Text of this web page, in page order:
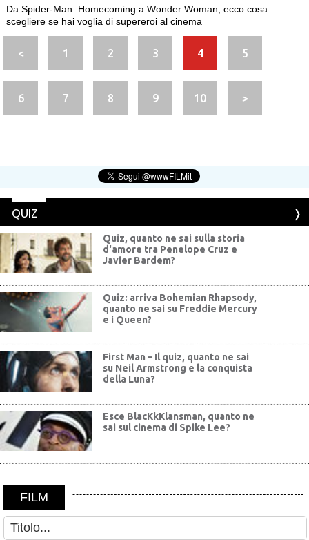
Da Spider-Man: Homecoming a Wonder Woman, ecco cosa
scegliere se hai voglia di supereroi al cinema
< 1 2 3 4 5
6 7 8 9 10 >
QUIZ
Quiz, quanto ne sai sulla storia
d'amore tra Penelope Cruz e
Javier Bardem?
Quiz: arriva Bohemian Rhapsody,
quanto ne sai su Freddie Mercury
e i Queen?
First Man – Il quiz, quanto ne sai
su Neil Armstrong e la conquista
della Luna?
Esce BlacKkKlansman, quanto ne
sai sul cinema di Spike Lee?